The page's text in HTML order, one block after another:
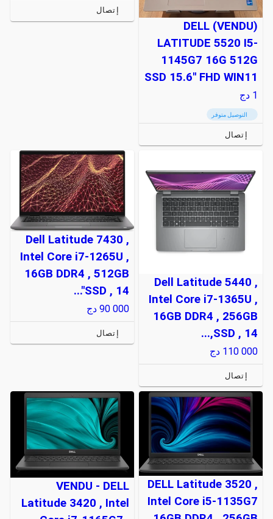
(VENDU) DELL
LATITUDE 5520 I5-
1145G7 16G 512G
SSD 15.6'' FHD WIN11
1 دج
التوصيل متوفر
إتصال
إتصال
Dell Latitude 5440 ,
Intel Core i7-1365U ,
16GB DDR4 , 256GB
SSD , 14,...
110 000 دج
إتصال
Dell Latitude 7430 ,
Intel Core i7-1265U ,
16GB DDR4 , 512GB
SSD , 14"...
90 000 دج
إتصال
DELL Latitude 3520 ,
Intel Core i5-1135G7
VENDU - DELL
Latitude 3420 , Intel